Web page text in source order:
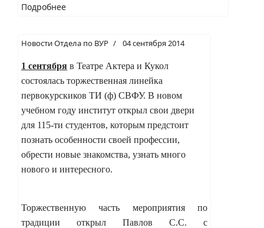
Подробнее
Новости Отдела по ВУР 04 сентября 2014
1 сентября в Театре Актера и Кукол
состоялась торжественная линейка
первокурскиков ТИ (ф) СВФУ. В новом
учебном году институт открыл свои двери
для 115-ти студентов, которым предстоит
познать особенности своей профессии,
обрести новые знакомства, узнать много
нового и интересного.
Торжественную часть мероприятия по
традиции открыл Павлов С.С. с